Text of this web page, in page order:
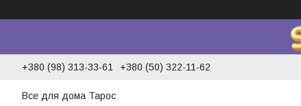
+380 (98) 313-33-61 +380 (50) 322-11-62
Все для дома Тарос